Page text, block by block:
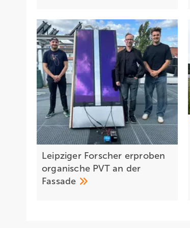
Leipziger Forscher erproben
organische PVT an der
Fassade